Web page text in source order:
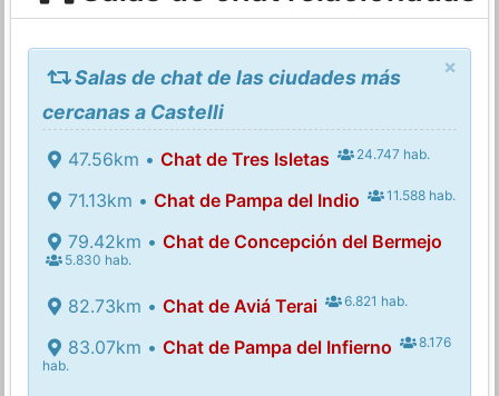
×
Salas de chat de las ciudades más
cercanas a Castelli
47.56km • Chat de Tres Isletas 24.747 hab.
71.13km • Chat de Pampa del Indio 11.588 hab.
79.42km • Chat de Concepción del Bermejo
5.830 hab.
82.73km • Chat de Aviá Terai 6.821 hab.
83.07km • Chat de Pampa del Infierno
8.176
hab.